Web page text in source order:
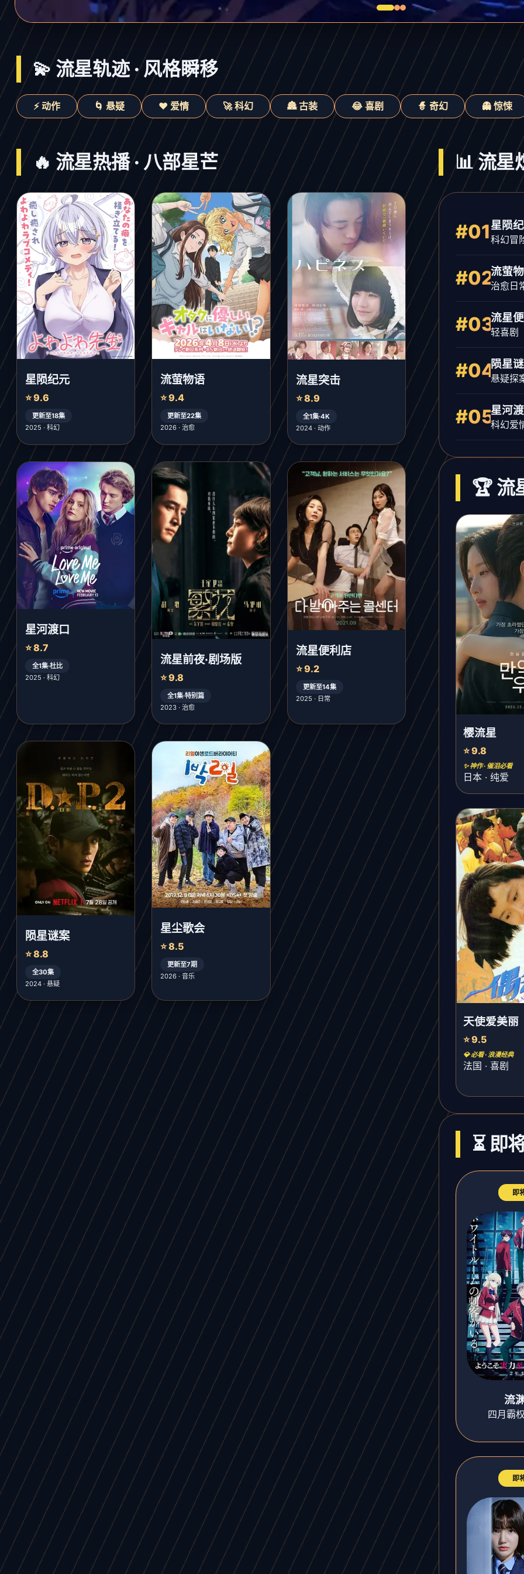
💫 流星轨迹 · 风格瞬移
⚡ 动作 🌀 悬疑 ❤️ 爱情 🚀 科幻 🏯 古装 😂 喜剧 🧙 奇幻 👻 惊悚
🔥 流星热播 · 八部星芒
星陨纪元
⭐ 9.6
更新至18集
2025 · 科幻
流萤物语
⭐ 9.4
更新至22集
2026 · 治愈
流星突击
⭐ 8.9
全1集·4K
2024 · 动作
星河渡口
⭐ 8.7
全1集·杜比
2025 · 科幻
流星前夜·剧场版
⭐ 9.8
全1集·特别篇
2023 · 治愈
流星便利店
⭐ 9.2
更新至14集
2025 · 日常
陨星谜案
⭐ 8.8
全30集
2024 · 悬疑
星尘歌会
⭐ 8.5
更新至7期
2026 · 音乐
📊 流星
#01星陨
科幻冒
#02流萤
治愈日
#03流星
轻喜剧
#04陨星
悬疑探
#05星河
科幻爱
🏆 流
樱流星
⭐ 9.8
✨ 神作 · 催泪必看
日本 · 纯爱
天使爱美丽
⭐ 9.5
💎 必看 · 浪漫经典
法国 · 喜剧
⏳ 即
即
流
四月霸
即